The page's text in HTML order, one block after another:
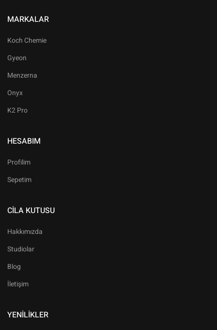
MARKALAR
Koch Chemie
Gyeon
Menzerna
Onyx
K2 Pro
HESABIM
Profilim
Sepetim
CILA KUTUSU
Hakkımızda
Studiolar
Blog
İletişim
YENILIKLER